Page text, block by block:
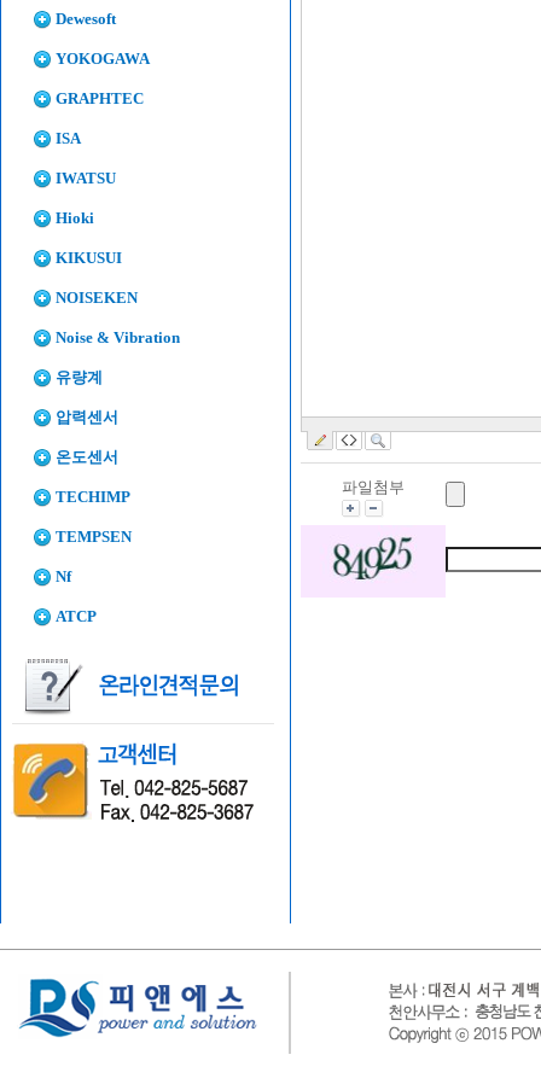
Dewesoft
YOKOGAWA
GRAPHTEC
ISA
IWATSU
Hioki
KIKUSUI
NOISEKEN
Noise & Vibration
유량계
압력센서
온도센서
TECHIMP
TEMPSEN
Nf
ATCP
파일첨부